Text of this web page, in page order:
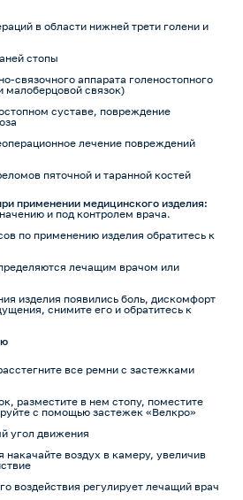
в области нижней трети голени и
стопы
связочного аппарата голеностопного
малоберцовой связок)
суставе, повреждение
лечение повреждений
пяточной и таранной костей
применении медицинского изделия:
и под контролем врача.
по применению изделия обратитесь к
лечащим врачом или
изделия появились боль, дискомфорт
снимите его и обратитесь к
все ремни с застежками
разместите в нем стопу, поместите
с помощью застежек «Велкро»
угол движения
накачайте воздух в камеру, увеличив
воздействия регулирует лечащий врач